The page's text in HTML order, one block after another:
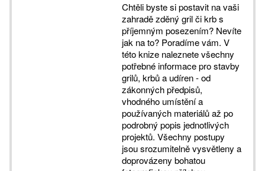
Chtěli byste si postavit na vaši
zahradě zděný gril či krb s
příjemným posezením? Nevíte
jak na to? Poradíme vám. V
této knize naleznete všechny
potřebné informace pro stavby
grilů, krbů a udíren - od
zákonných předpisů,
vhodného umístění a
používaných materiálů až po
podrobný popis jednotlivých
projektů. Všechny postupy
jsou srozumitelně vysvětleny a
doprovázeny bohatou